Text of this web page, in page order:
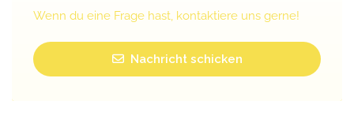
Wenn du eine Frage hast, kontaktiere uns gerne!
Nachricht schicken